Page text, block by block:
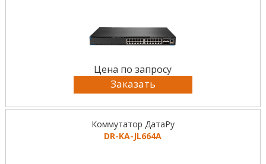
Цена по запросу
Заказать
Коммутатор ДатаРу
DR-KА-JL664A